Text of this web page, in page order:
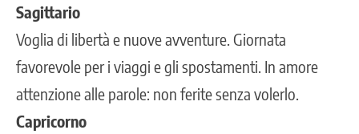
Sagittario
Voglia di libertà e nuove avventure. Giornata
favorevole per i viaggi e gli spostamenti. In amore
attenzione alle parole: non ferite senza volerlo.
Capricorno